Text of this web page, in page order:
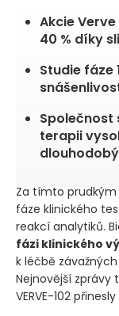
Akcie
40 % díky
Studie fáze
Společnost
terapii
Za tímto prudkým
fáze klinického
reakcí analytiků.
fázi klinického
k léčbě
Nejnovější zprávy
VERVE-102